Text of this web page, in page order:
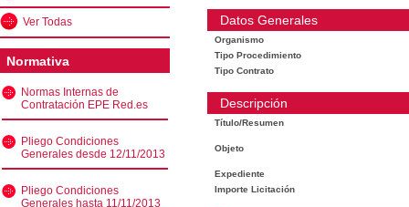
Ver Todas
Normativa
Normas Internas de
Contratación EPE Red.es
Pliego Condiciones
Generales desde 12/11/2013
Pliego Condiciones
Generales hasta 11/11/2013
Datos Generales
Organismo
Tipo Procedimiento
Tipo Contrato
Descripción
Título/Resumen
Objeto
Expediente
Importe Licitación